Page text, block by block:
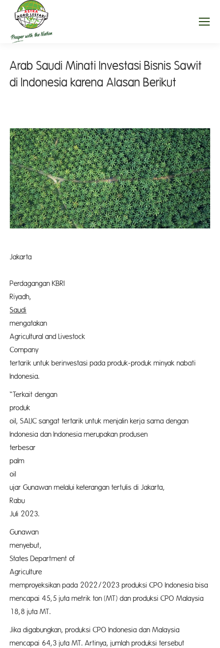
Arab Saudi Minati Investasi Bisnis Sawit
di Indonesia karena Alasan Berikut
Perdagangan KBRI
Saudi
mengatakan
Agricultural and Livestock
Company
tertarik untuk berinvestasi pada produk-produk minyak nabati
Indonesia.
“Terkait dengan
produk
oil, SALIC sangat tertarik untuk menjalin kerja sama dengan
Indonesia dan Indonesia merupakan produsen
terbesar
palm
oil
ujar Gunawan melalui keterangan tertulis di Jakarta,
Rabu
Juli 2023.
Gunawan
menyebut,
States Department of
Agriculture
memproyeksikan pada 2022/2023 produksi CPO Indonesia bisa
mencapai 45,5 juta metrik ton (MT) dan produksi CPO Malaysia
18,8 juta MT.
Jika digabungkan, produksi CPO Indonesia dan Malaysia
mencapai 64,3 juta MT. Artinya, jumlah produksi tersebut